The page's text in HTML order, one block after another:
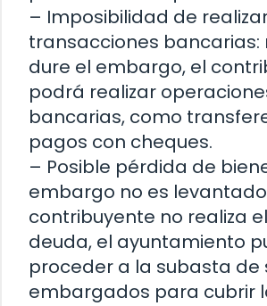
– Imposibilidad de
transacciones bancarias:
dure el embargo, el
podrá realizar
bancarias, como
pagos con cheques.
– Posible pérdida de
embargo no es
contribuyente no realiza
deuda, el ayuntamiento
proceder a la subasta de
embargados para cubrir